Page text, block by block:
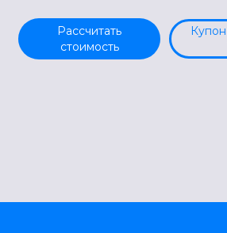
Рассчитать
стоимость